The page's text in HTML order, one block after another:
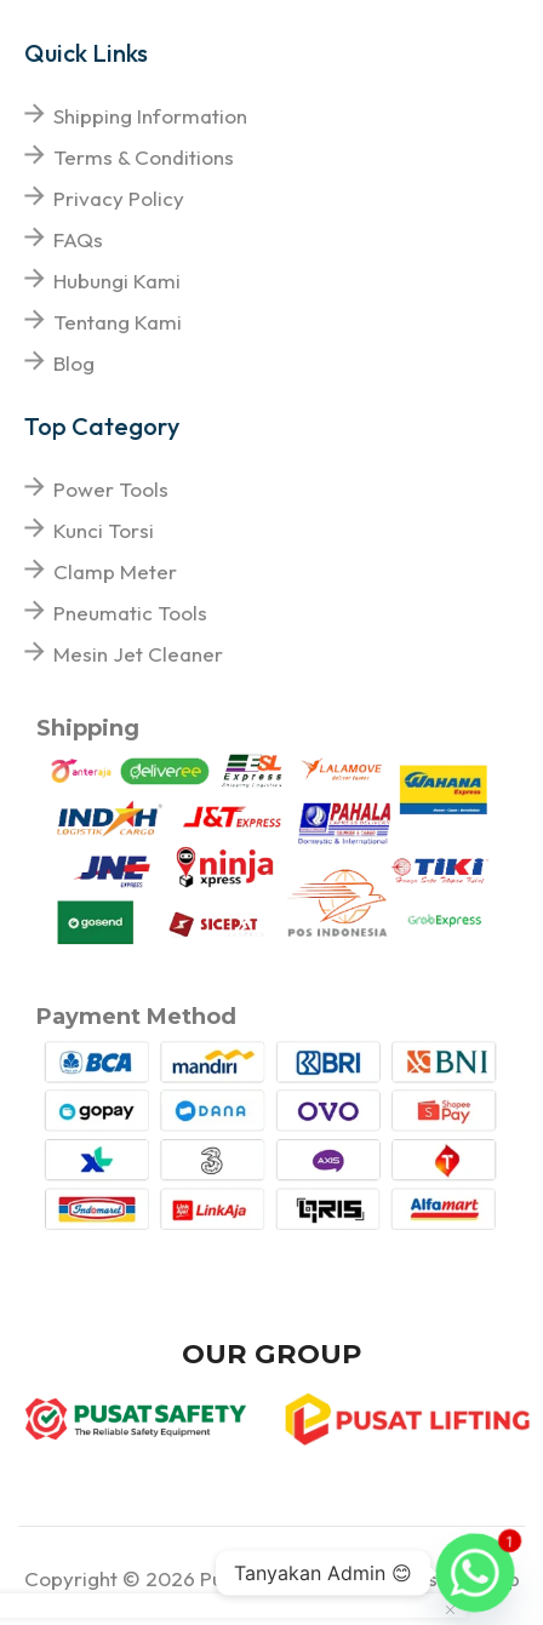
Quick Links
Shipping Information
Terms & Conditions
Privacy Policy
FAQs
Hubungi Kami
Tentang Kami
Blog
Top Category
Power Tools
Kunci Torsi
Clamp Meter
Pneumatic Tools
Mesin Jet Cleaner
Shipping
Payment Method
OUR GROUP
Copyright © 2026 Pusat Teknik - Part of Pusat Group
1
Tanyakan Admin 😊